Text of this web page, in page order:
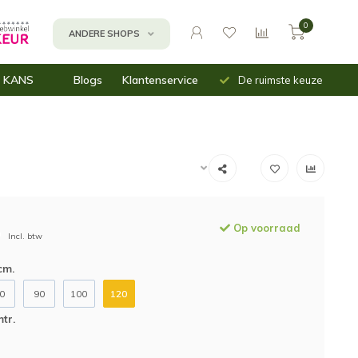
ANDERE SHOPS
0
KANS Blogs Klantenservice
leverbaar
verzending
De ruimste keuze
Incl. btw
Op voorraad
90 100 120